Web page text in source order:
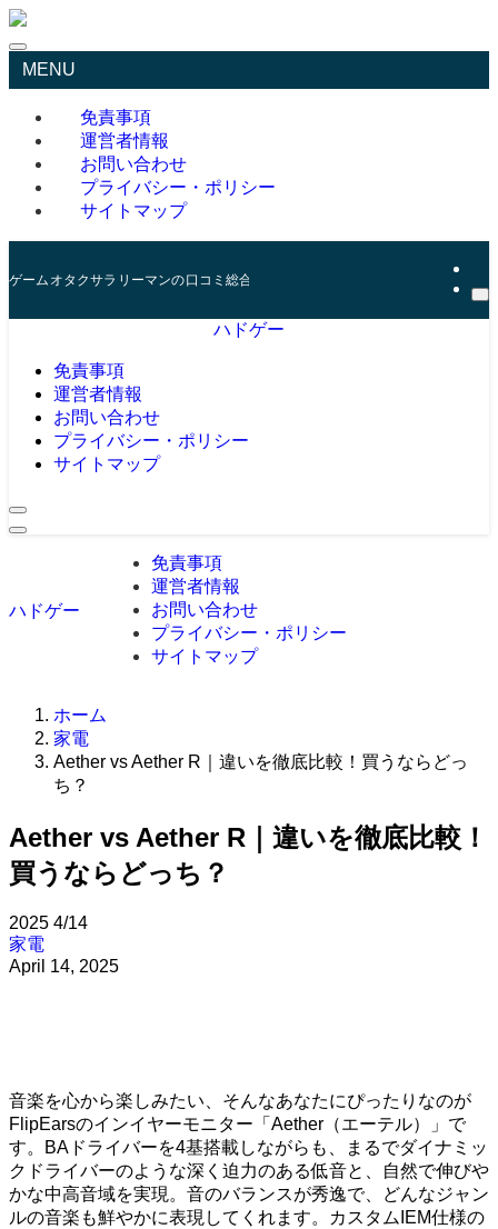
MENU
免責事項
運営者情報
お問い合わせ
プライバシー・ポリシー
サイトマップ
ゲームオタクサラリーマンの口コミ総合サイト
ハドゲー
免責事項
運営者情報
お問い合わせ
プライバシー・ポリシー
サイトマップ
ハドゲー
免責事項
運営者情報
お問い合わせ
プライバシー・ポリシー
サイトマップ
ホーム
家電
Aether vs Aether R｜違いを徹底比較！買うならどっ
ち？
Aether vs Aether R｜違いを徹底比較！
買うならどっち？
2025 4/14
家電
April 14, 2025
音楽を心から楽しみたい、そんなあなたにぴったりなのが
FlipEarsのインイヤーモニター「Aether（エーテル）」で
す。BAドライバーを4基搭載しながらも、まるでダイナミッ
クドライバーのような深く迫力のある低音と、自然で伸びや
かな中高音域を実現。音のバランスが秀逸で、どんなジャン
ルの音楽も鮮やかに表現してくれます。カスタムIEM仕様の